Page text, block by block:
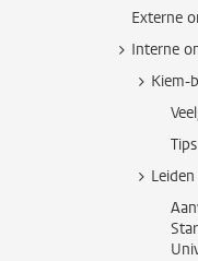
Externe
Interne
Kiem-